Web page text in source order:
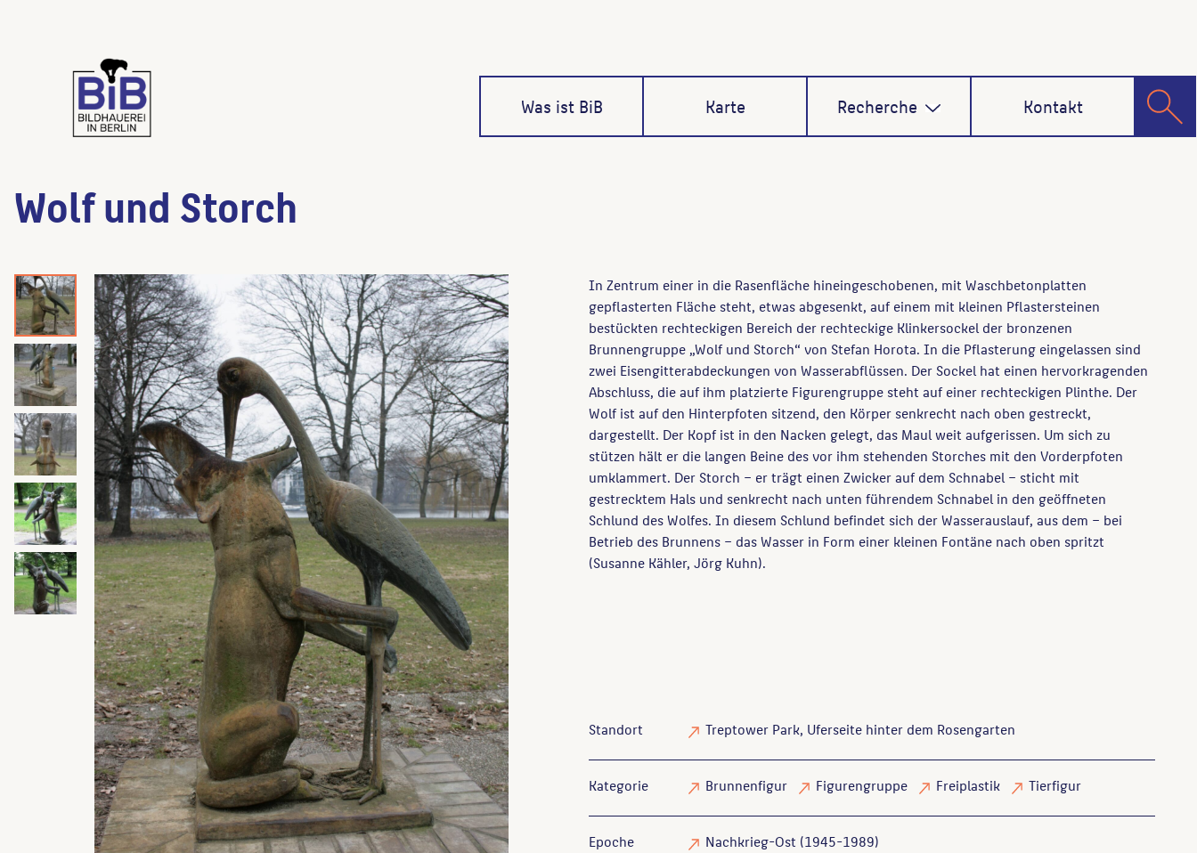
Was ist BiB Karte Recherche Kontakt
Wolf und Storch
In Zentrum einer in die Rasenfläche hineingeschobenen, mit Waschbetonplatten
gepflasterten Fläche steht, etwas abgesenkt, auf einem mit kleinen Pflastersteinen
bestückten rechteckigen Bereich der rechteckige Klinkersockel der bronzenen
Brunnengruppe „Wolf und Storch“ von Stefan Horota. In die Pflasterung eingelassen sind
zwei Eisengitterabdeckungen von Wasserabflüssen. Der Sockel hat einen hervorkragenden
Abschluss, die auf ihm platzierte Figurengruppe steht auf einer rechteckigen Plinthe. Der
Wolf ist auf den Hinterpfoten sitzend, den Körper senkrecht nach oben gestreckt,
dargestellt. Der Kopf ist in den Nacken gelegt, das Maul weit aufgerissen. Um sich zu
stützen hält er die langen Beine des vor ihm stehenden Storches mit den Vorderpfoten
umklammert. Der Storch – er trägt einen Zwicker auf dem Schnabel – sticht mit
gestrecktem Hals und senkrecht nach unten führendem Schnabel in den geöffneten
Schlund des Wolfes. In diesem Schlund befindet sich der Wasserauslauf, aus dem – bei
Betrieb des Brunnens – das Wasser in Form einer kleinen Fontäne nach oben spritzt
(Susanne Kähler, Jörg Kuhn).
Standort Treptower Park, Uferseite hinter dem Rosengarten
Kategorie Brunnenfigur Figurengruppe Freiplastik Tierfigur
Epoche Nachkrieg-Ost (1945-1989)